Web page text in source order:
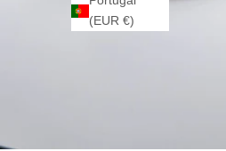
(EUR €)